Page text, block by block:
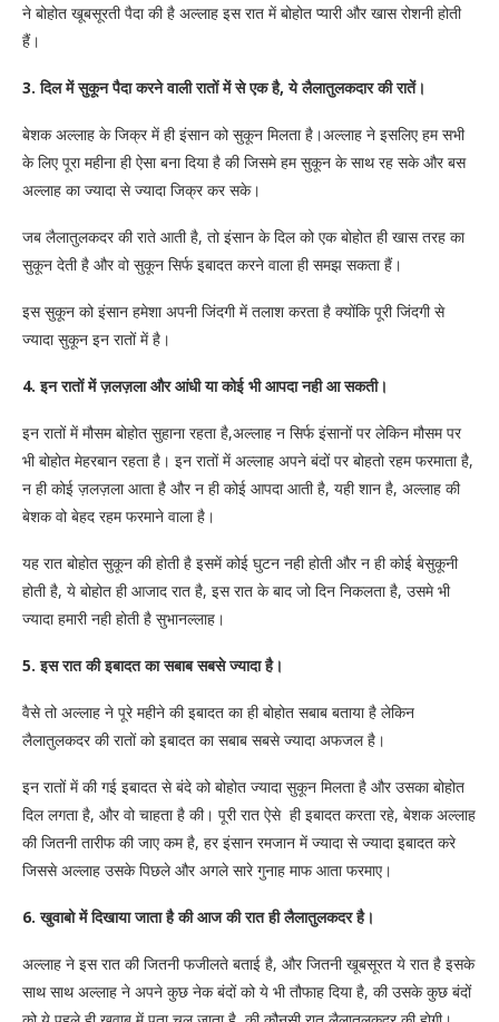
ने बोहोत खूबसूरती पैदा की है अल्लाह इस रात में बोहोत प्यारी और खास रोशनी होती
हैं।
3. दिल में सुकून पैदा करने वाली रातों में से एक है, ये लैलातुलकदार की रातें।
बेशक अल्लाह के जिक्र में ही इंसान को सुकून मिलता है।अल्लाह ने इसलिए हम सभी
के लिए पूरा महीना ही ऐसा बना दिया है की जिसमे हम सुकून के साथ रह सके और बस
अल्लाह का ज्यादा से ज्यादा जिक्र कर सके।
जब लैलातुलकदर की राते आती है, तो इंसान के दिल को एक बोहोत ही खास तरह का
सुकून देती है और वो सुकून सिर्फ इबादत करने वाला ही समझ सकता हैं।
इस सुकून को इंसान हमेशा अपनी जिंदगी में तलाश करता है क्योंकि पूरी जिंदगी से
ज्यादा सुकून इन रातों में है।
4. इन रातों में ज़लज़ला और आंधी या कोई भी आपदा नही आ सकती।
इन रातों में मौसम बोहोत सुहाना रहता है,अल्लाह न सिर्फ इंसानों पर लेकिन मौसम पर
भी बोहोत मेहरबान रहता है। इन रातों में अल्लाह अपने बंदों पर बोहतो रहम फरमाता है,
न ही कोई ज़लज़ला आता है और न ही कोई आपदा आती है, यही शान है, अल्लाह की
बेशक वो बेहद रहम फरमाने वाला है।
यह रात बोहोत सुकून की होती है इसमें कोई घुटन नही होती और न ही कोई बेसुकूनी
होती है, ये बोहोत ही आजाद रात है, इस रात के बाद जो दिन निकलता है, उसमे भी
ज्यादा हमारी नही होती है सुभानल्लाह।
5. इस रात की इबादत का सबाब सबसे ज्यादा है।
वैसे तो अल्लाह ने पूरे महीने की इबादत का ही बोहोत सबाब बताया है लेकिन
लैलातुलकदर की रातों को इबादत का सबाब सबसे ज्यादा अफजल है।
इन रातों में की गई इबादत से बंदे को बोहोत ज्यादा सुकून मिलता है और उसका बोहोत
दिल लगता है, और वो चाहता है की। पूरी रात ऐसे ही इबादत करता रहे, बेशक अल्लाह
की जितनी तारीफ की जाए कम है, हर इंसान रमजान में ज्यादा से ज्यादा इबादत करे
जिससे अल्लाह उसके पिछले और अगले सारे गुनाह माफ आता फरमाए।
6. खुवाबो में दिखाया जाता है की आज की रात ही लैलातुलकदर है।
अल्लाह ने इस रात की जितनी फजीलते बताई है, और जितनी खूबसूरत ये रात है इसके
साथ साथ अल्लाह ने अपने कुछ नेक बंदों को ये भी तौफाह दिया है, की उसके कुछ बंदों